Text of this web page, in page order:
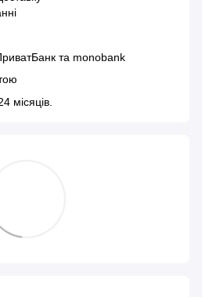
та monobank
місяців.